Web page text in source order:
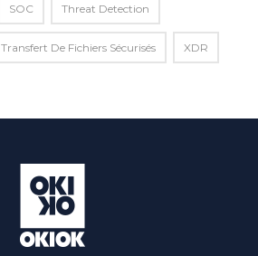
SOC Threat Detection
Transfert De Fichiers Sécurisés XDR